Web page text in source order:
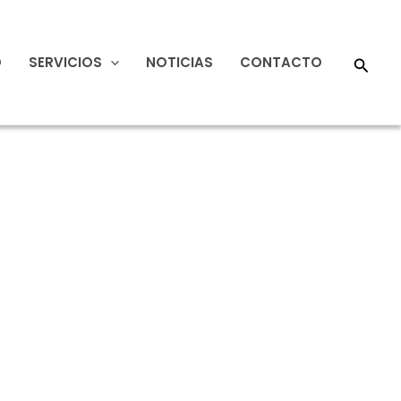
SERVICIOS NOTICIAS CONTACTO